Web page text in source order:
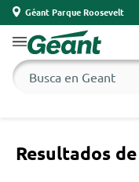
Géant Parque Roosevelt
Resultados